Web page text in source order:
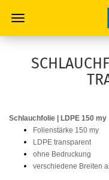
Schlauchfolie | LDPE 150 my
Folienstärke 150 my
LDPE transparent
ohne Bedruckung
verschiedene Breiten